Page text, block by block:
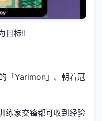
目标!!
「Yarimon」、朝着冠
练家交锋都可收到经验